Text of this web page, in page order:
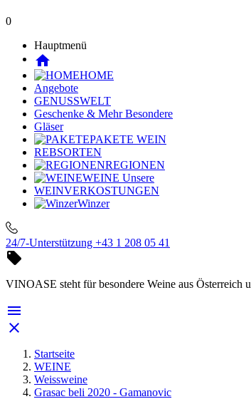
0
Hauptmenü
home
HOME
Angebote
GENUSSWELT
Geschenke & MehrBesondere
Gläser
PAKETE WEIN
REBSORTEN
REGIONEN
WEINE Unsere
WEINVERKOSTUNGEN
Winzer
24/7-Unterstützung +43 1 208 05 41

VINOASE steht für besondere Weine aus Österreich


Startseite
WEINE
Weissweine
Grasac beli 2020 - Gamanovic